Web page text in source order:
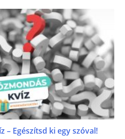
– Egészítsd ki egy szóval!